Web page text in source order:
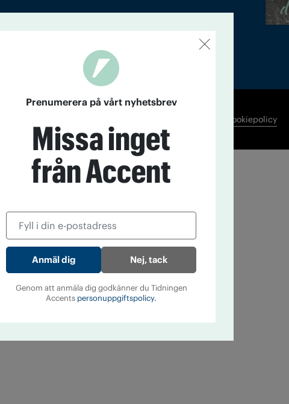
In English
Cookiepolicy
Prenumerera på vårt nyhetsbrev
Missa inget
från Accent
Nej, tack
Genom att anmäla dig godkänner du Tidningen
Accents personuppgiftspolicy.